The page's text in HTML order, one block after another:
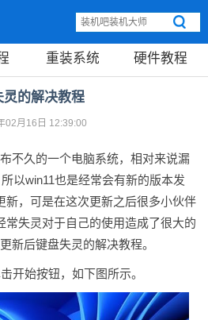
重装系统 硬件教程
的解决教程
02月16日 12:39:00
不久的一个电脑系统，相对来说漏
以win11也是经常会有新的版本发
新，可是在这次更新之后很多小伙伴
常失灵对于自己的使用造成了很大的
新后键盘失灵的解决教程。
开始按钮，如下图所示。